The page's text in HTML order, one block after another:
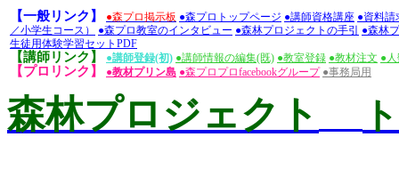
【一般リンク】 ●森プロ掲示板 ●森プロトップページ ●講師資格講座 ●資料請
／小学生コース）
●森プロ教室のインタビュー ●森林プロジェクトの手引 ●森林
生徒用体験学習セットPDF
【講師リンク】 ●講師登録(初) ●講師情報の編集(既) ●教室登録 ●教材注文 ●
【プロリンク】 ●教材プリン島 ●森プロプロfacebookグループ ●事務局用
森林プロジェクト